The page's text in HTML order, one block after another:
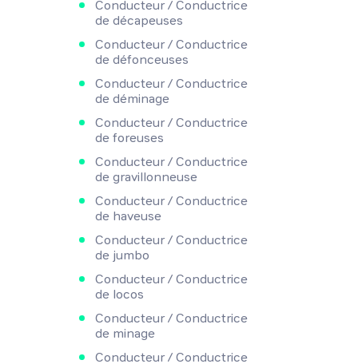
Conducteur / Conductrice
de décapeuses
Conducteur / Conductrice
de défonceuses
Conducteur / Conductrice
de déminage
Conducteur / Conductrice
de foreuses
Conducteur / Conductrice
de gravillonneuse
Conducteur / Conductrice
de haveuse
Conducteur / Conductrice
de jumbo
Conducteur / Conductrice
de locos
Conducteur / Conductrice
de minage
Conducteur / Conductrice